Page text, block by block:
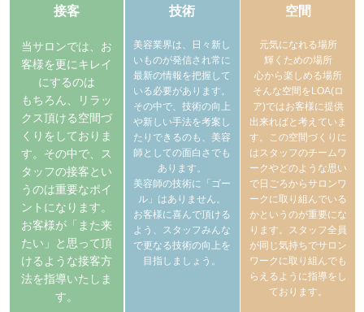
接客
当サロンでは、お
客様を更にキレイ
にするのは
もちろん、リラッ
クス頂ける空間づ
くりをしておりま
す。その中で、ス
タッフの接客とい
うのは重要なポイ
ントになります。
お客様が「また来
たい」と思って頂
けるような接客方
法を指導いたしま
す。
技術
美容業界は、日々新し
いものが発信され常に
最新の情報を把握して
いる必要があります。
その中で、技術の向上
や新しい手法を考案し
たりできるのも、美容
師としての面白さでも
あります。
美容師の技術に「ゴー
ル」はありません。
お客様に喜んで頂ける
よう、スタッフみんな
で更なる技術の向上を
目指しましょう。
空間
元気になれる場所
輝くための場所
心から楽しめる場所
そんな空間をLOA(ロ
ア)ではお客様に提供
出来ればと考えていま
す。この空間づくりに
はスタッフのチームワ
ークやどのような思い
で日ごろからサロンワ
ークに取り組んでいる
かというのが重要にな
ります。スタッフ全員
が同じ気持ちでサロン
ワークに取り組んでも
らえるように指導をし
ております。